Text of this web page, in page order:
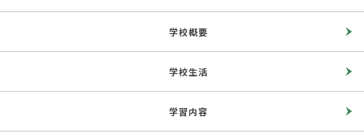
学校概要
学校生活
学習内容